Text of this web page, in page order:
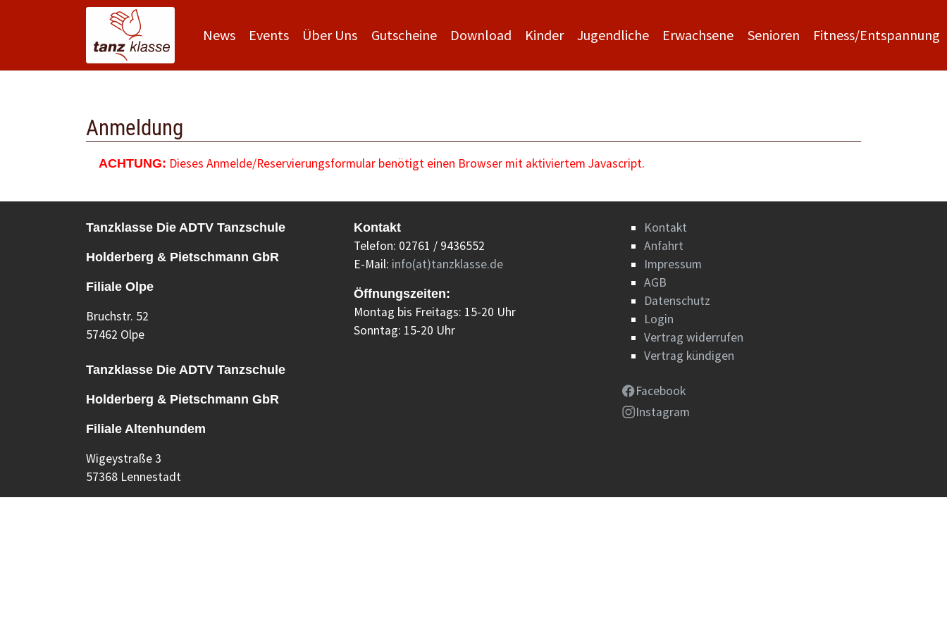
News Events Über Uns Gutscheine Download Kinder Jugendliche Erwachsene Senioren Fitness/Entspannung
Anmeldung
ACHTUNG: Dieses Anmelde/Reservierungsformular benötigt einen Browser mit aktiviertem Javascript.
Tanzklasse Die ADTV Tanzschule
Holderberg & Pietschmann GbR
Filiale Olpe
Bruchstr. 52
57462 Olpe
Tanzklasse Die ADTV Tanzschule
Holderberg & Pietschmann GbR
Filiale Altenhundem
Wigeystraße 3
57368 Lennestadt
Kontakt
Telefon: 02761 / 9436552
E-Mail: info(at)tanzklasse.de
Öffnungszeiten:
Montag bis Freitags: 15-20 Uhr
Sonntag: 15-20 Uhr
Kontakt
Anfahrt
Impressum
AGB
Datenschutz
Login
Vertrag widerrufen
Vertrag kündigen
Facebook
Instagram